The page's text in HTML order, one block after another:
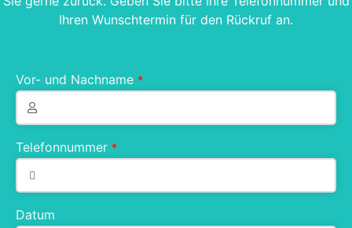
Ihren Wunschtermin für den Rückruf an.
Vor- und Nachname *
Telefonnummer *
Datum